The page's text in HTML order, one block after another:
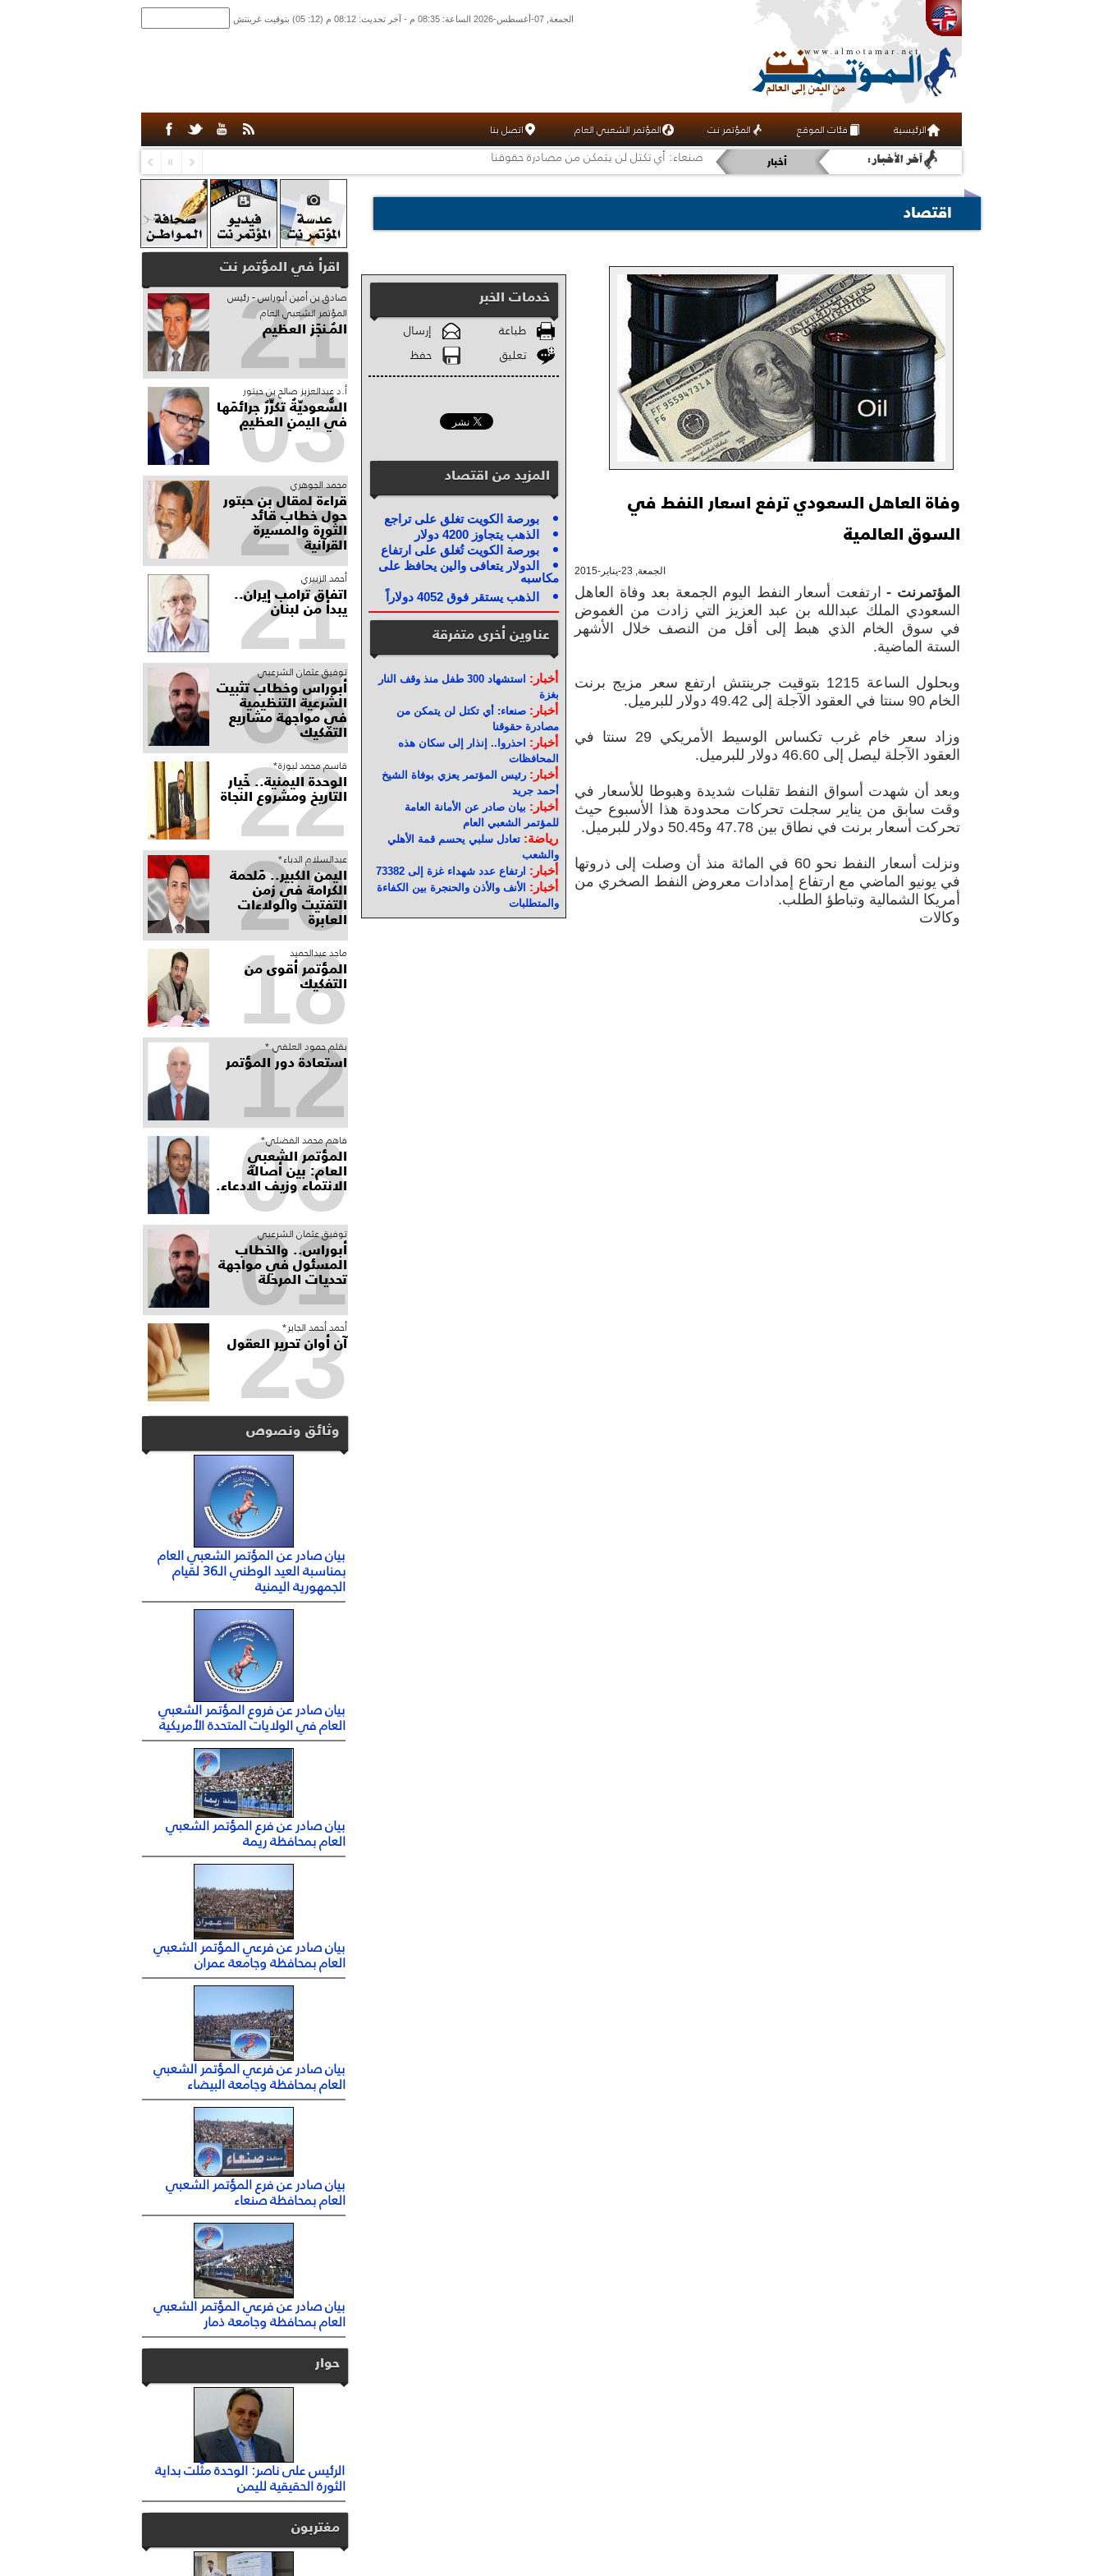
الجمعة, 07-أغسطس-2026 الساعة: 08:35 م - آخر تحديث: 08:12 م (12: 05) بتوقيت غرينتش
الرئيسية فئات الموقع المؤتمر نت المؤتمر الشعبي العام اتصل بنا
اقتصاد
ثقافة
رياضة
أخبار
صنعاء: أي تكتل لن يتمكن من مصادرة حقوقنا
اقتصاد
خدمات الخبر
طباعة
إرسال
تعليق
حفظ
المزيد من اقتصاد
بورصة الكويت تغلق على تراجع
الذهب يتجاوز 4200 دولار
بورصة الكويت تُغلق على ارتفاع
الدولار يتعافى والين يحافظ على
مكاسبه
الذهب يستقر فوق 4052 دولاراً
عناوين أخرى متفرقة
أخبار:
استشهاد 300 طفل منذ وقف النار
بغزة
أخبار:صنعاء: أي تكتل لن يتمكن من
مصادرة حقوقنا
أخبار: احذروا.. إنذار إلى سكان هذه
المحافظات
أخبار:رئيس المؤتمر يعزي بوفاة الشيخ
أحمد جريد
أخبار: بيان صادر عن الأمانة العامة
للمؤتمر الشعبي العام
رياضة:تعادل سلبي يحسم قمة الأهلي
والشعب
أخبار: ارتفاع عدد شهداء غزة إلى 73382
أخبار: الأنف والأذن والحنجرة بين الكفاءة
والمتطلبات
وفاة العاهل السعودي ترفع اسعار النفط في
السوق العالمية
الجمعة, 23-يناير-2015
المؤتمرنت - ارتفعت أسعار النفط اليوم الجمعة بعد وفاة العاهل
السعودي الملك عبدالله بن عبد العزيز التي زادت من الغموض
في سوق الخام الذي هبط إلى أقل من النصف خلال الأشهر
الستة الماضية.
وبحلول الساعة 1215 بتوقيت جرينتش ارتفع سعر مزيج برنت
الخام 90 سنتا في العقود الآجلة إلى 49.42 دولار للبرميل.
وزاد سعر خام غرب تكساس الوسيط الأمريكي 29 سنتا في
العقود الآجلة ليصل إلى 46.60 دولار للبرميل.
وبعد أن شهدت أسواق النفط تقلبات شديدة وهبوطا للأسعار في
وقت سابق من يناير سجلت تحركات محدودة هذا الأسبوع حيث
تحركت أسعار برنت في نطاق بين 47.78 و50.45 دولار للبرميل.
ونزلت أسعار النفط نحو 60 في المائة منذ أن وصلت إلى ذروتها
في يونيو الماضي مع ارتفاع إمدادات معروض النفط الصخري من
أمريكا الشمالية وتباطؤ الطلب.
وكالات
اقرأ في المؤتمر نت
صادق‮ ‬بن‮ ‬أمين‮ ‬أبوراس - رئيس‮
‬المؤتمر‮ ‬الشعبي‮ ‬العام
المُـنجَز العظيم
21
أ.د عبدالعزيز صالح بن حبتور
السُّعوديّةُ تكرِّرُ جرائمَها
في اليمنِ العظيمِ
03
محمد الجوهري
قراءة لمقال بن حبتور
حول خطاب قائد
الثورة والمسيرة
القرآنية
25
أحمد الزبيري
اتفاق ترامب إيران..
يبدأ من لبنان
21
توفيق عثمان الشرعبي
أبوراس وخطاب تثبيت
الشرعية التنظيمية
في مواجهة مشاريع
التفكيك
05
قاسم محمد لبوزة*
الوحدة اليمنية.. خَيار
التاريخ ومشروع النجاة
22
عبدالسلام الدباء*
​اليمن الكبير.. مَلحمة
الكرامة في زمن
التفتيت والولاءات
العابرة
20
ماجد عبدالحميد
المؤتمر أقوى من
التفكيك
18
بقلم حمود العلفي *
استعادة دور المؤتمر
12
فاهم محمد الفضلي*
المؤتمر الشعبي
العام: بين أصالة
الانتماء وزيف الادعاء.
06
توفيق عثمان الشرعبي
أبوراس.. والخطاب
المسئول في مواجهة
تحديات المرحلة
01
أحمد أحمد الجابر*
آن أوان تحرير العقول
23
وثائق ونصوص
بيان صادر عن المؤتمر الشعبي العام
بمناسبة العيد الوطني الـ36 لقيام
الجمهورية اليمنية
بيان صادر عن فروع المؤتمر الشعبي
العام في الولايات المتحدة الأمريكية
بيان صادر عن فرع المؤتمر الشعبي
العام بمحافظة ريمة
بيان صادر عن فرعي المؤتمر الشعبي
العام بمحافظة وجامعة عمران
بيان صادر عن فرعي المؤتمر الشعبي
العام بمحافظة وجامعة البيضاء
بيان صادر عن فرع المؤتمر الشعبي
العام بمحافظة صنعاء
بيان صادر عن فرعي المؤتمر الشعبي
العام بمحافظة وجامعة ذمار
حوار
الرئيس على ناصر: الوحدة مثَّلت بداية
الثورة الحقيقية لليمن
مغتربون